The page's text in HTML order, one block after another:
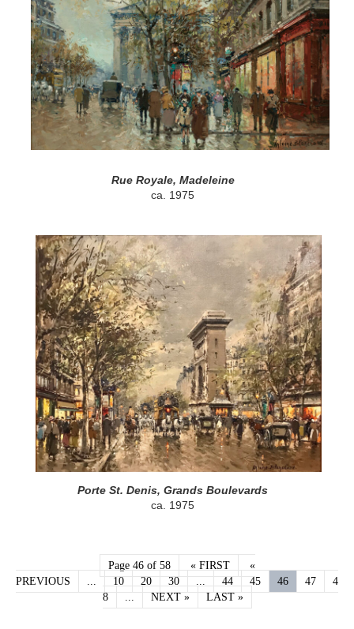
Rue Royale, Madeleine
ca. 1975
Porte St. Denis, Grands Boulevards
ca. 1975
Page 46 of 58 « FIRST
«
PREVIOUS
... 10 20 30 ... 44 45 46 47
4
8
... NEXT » LAST »